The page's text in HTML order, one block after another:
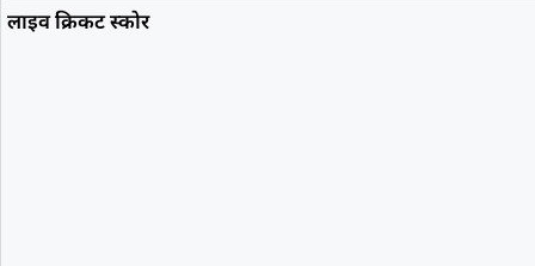
लाइव क्रिकट स्कोर